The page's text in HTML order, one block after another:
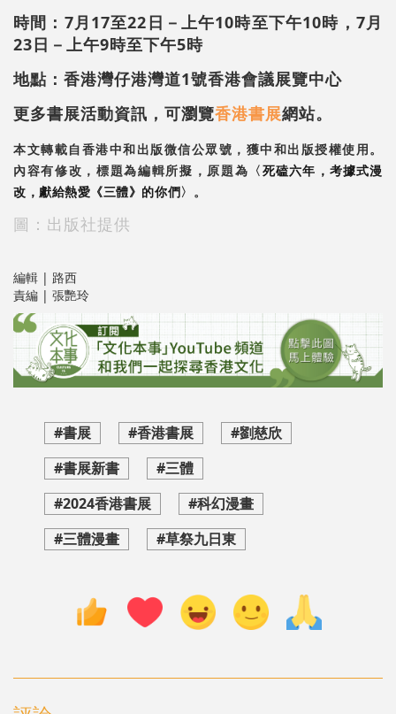
時間：7月17至22日－上午10時至下午10時，7月
23日－上午9時至下午5時
地點：香港灣仔港灣道1號香港會議展覽中心
更多書展活動資訊，可瀏覽香港書展網站。
本文轉載自香港中和出版微信公眾號，獲中和出版授權使用。
內容有修改，標題為編輯所擬，原題為 〈死磕六年，考據式漫
改，獻給熱愛《三體》的你們〉。
圖：出版社提供
編輯 | 路西
責編 | 張艷玲
#書展 #香港書展
#劉慈欣
#書展新書
#三體
#2024香港書展
#科幻漫畫
#三體漫畫
#草祭九日東